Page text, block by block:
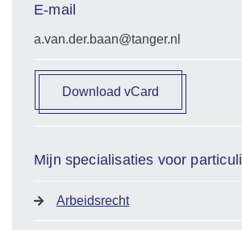
E-mail
a.van.der.baan@tanger.nl
Download vCard
Mijn specialisaties voor
Arbeidsrecht